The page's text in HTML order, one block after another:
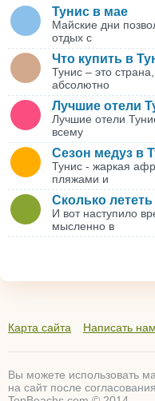
Тунис в мае
Майские дни
отдых с
Что купить в
Тунис – это
абсолютно
Лучшие отели
Лучшие отели
всему
Сезон медуз в
Тунис - жаркая
пляжами и
Сколько
И вот наступило
мысленно в
Карта сайта Написать нам
Вы можете использовать
на сайт после